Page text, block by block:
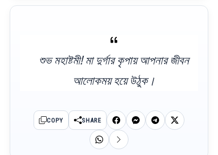
শুভ মহাষ্টমী! মা দুর্গার কৃপায় আপনার জীবন
আলোকময় হয়ে উঠুক।
COPY SHARE